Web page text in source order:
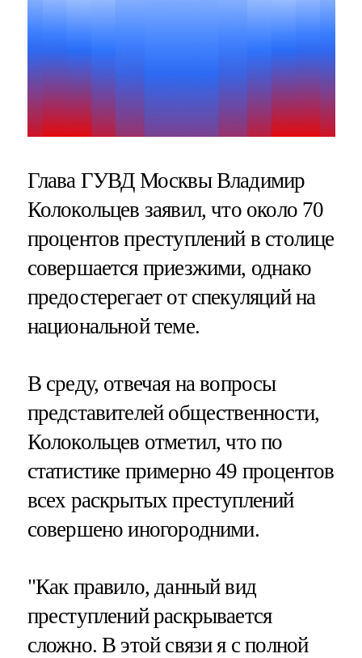
Глава ГУВД Москвы Владимир
Колокольцев заявил, что около 70
процентов преступлений в столице
совершается приезжими, однако
предостерегает от спекуляций на
национальной теме.
В среду, отвечая на вопросы
представителей общественности,
Колокольцев отметил, что по
статистике примерно 49 процентов
всех раскрытых преступлений
совершено иногородними.
"Как правило, данный вид
преступлений раскрывается
сложно. В этой связи я с полной